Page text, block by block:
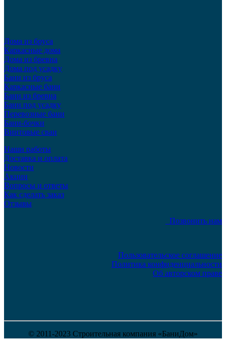
Дома из бруса
Каркасные дома
Дома из бревна
Дома под усадку
Бани из бруса
Каркасные бани
Бани из бревна
Бани под усадку
Перевозные бани
Бани-бочки
Винтовые сваи
Наши работы
Доставка и оплата
Новости
Акции
Вопросы и ответы
Как сделать заказ
Отзывы
Позвонить нам
Пользовательское соглашение
Политика конфиденциальности
Об авторском праве
© 2011-2023 Строительная компания «БаниДом»